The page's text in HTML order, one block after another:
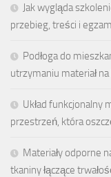
Jak wygląda
przebieg, treści i
Podłoga do
utrzymaniu materiał na
Układ funkcjonalny
przestrzeń, która
Materiały odporne
tkaniny łączące